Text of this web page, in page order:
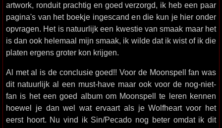
artwork, ronduit prachtig en goed verzorgd, ik heb een paar
pagina's van het boekje ingescand en die kun je hier onder
opvragen. Het is natuurlijk een kwestie van smaak maar het
is dan ook helemaal mijn smaak, ik wilde dat ik wist of ik die
platen ergens groter kon krijgen.
Al met al is de conclusie goed!! Voor de Moonspell fan was
dit natuurlijk al een must-have maar ook voor de nog-niet-
fan is het een goed album om Moonspell te leren kennen
hoewel je dan wel wat ervaart als je Wolfheart voor het
eerst hoort. Nu vind ik Sin/Pecado nog beter omdat ik dit